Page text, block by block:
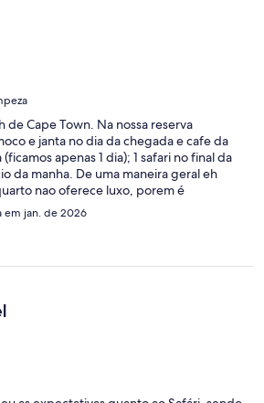
de Cape Town. Na nossa reserva
e janta no dia da chegada e cafe da
apenas 1 dia); 1 safari no final da
da manha. De uma maneira geral eh
nao oferece luxo, porem é
necessitamos. A equipe nao é muito
receptiva, mas de uma maneira geral
em jan. de 2026